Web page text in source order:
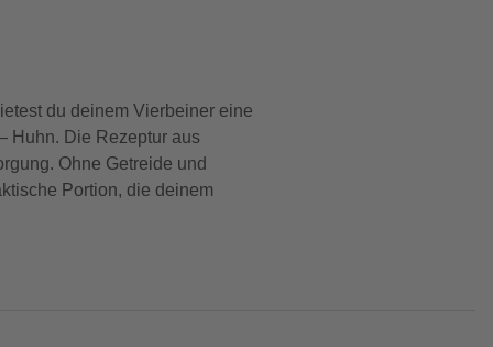
du deinem Vierbeiner eine
Huhn. Die Rezeptur aus
Ohne Getreide und
Portion, die deinem